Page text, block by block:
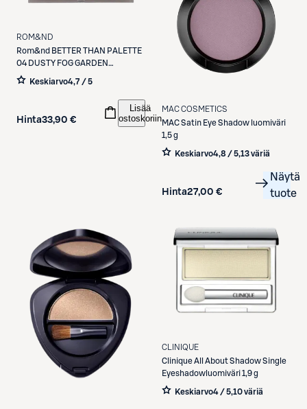
ROM&ND
Rom&nd BETTER THAN PALETTE
04 DUSTY FOG GARDEN
luomiväripaletti
Keskiarvo4,7 / 5
Hinta33,90 €
Lisää
ostoskoriin
MAC COSMETICS
MACSatin Eye Shadow luomiväri
1,5 g
Keskiarvo4,8 / 5,13 väriä
Hinta27,00 €
Näytä
tuote
CLINIQUE
CliniqueAll About Shadow Single
Eyeshadowluomiväri 1,9 g
Keskiarvo4 / 5,10 väriä